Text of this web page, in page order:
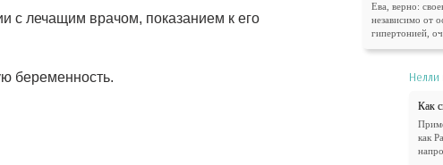
с лечащим врачом, показанием к его
беременность.
Ева, верно:
независимо от
гипертонией,
Нелли
Как
как